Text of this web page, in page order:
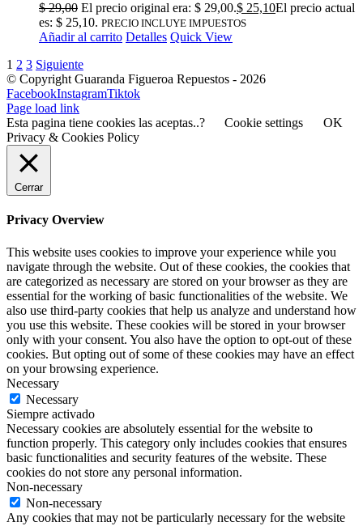
$29,00 El precio original era: $ 29,00.$ 25,10El precio actual
es: $ 25,10. PRECIO INCLUYE IMPUESTOS
Añadir al carrito Detalles Quick View
1 2 3 Siguiente
© Copyright Guaranda Figueroa Repuestos - 2026
FacebookInstagramTiktok
Page load link
Esta pagina tiene cookies las aceptas..?
Cookie settings
OK
Privacy & Cookies Policy
Cerrar
Privacy Overview
This website uses cookies to improve your experience while you
navigate through the website. Out of these cookies, the cookies that
are categorized as necessary are stored on your browser as they are
essential for the working of basic functionalities of the website. We
also use third-party cookies that help us analyze and understand how
you use this website. These cookies will be stored in your browser
only with your consent. You also have the option to opt-out of these
cookies. But opting out of some of these cookies may have an effect
on your browsing experience.
Necessary
Necessary
Siempre activado
Necessary cookies are absolutely essential for the website to
function properly. This category only includes cookies that ensures
basic functionalities and security features of the website. These
cookies do not store any personal information.
Non-necessary
Non-necessary
Any cookies that may not be particularly necessary for the website